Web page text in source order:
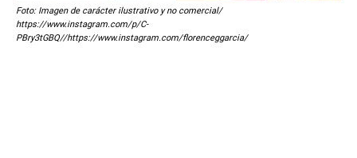
Foto: Imagen de carácter ilustrativo y no comercial/
https://www.instagram.com/p/C-
PBry3tGBQ//https://www.instagram.com/florenceggarcia/